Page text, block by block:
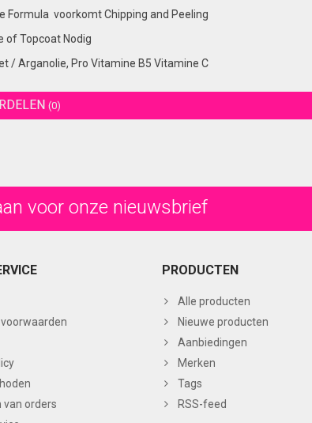
Formula voorkomt Chipping and Peeling
of Topcoat Nodig
/ Arganolie, Pro Vitamine B5 Vitamine C
(0)
voor onze nieuwsbrief
van orders
PRODUCTEN
Alle producten
Nieuwe producten
Aanbiedingen
Merken
Tags
RSS-feed